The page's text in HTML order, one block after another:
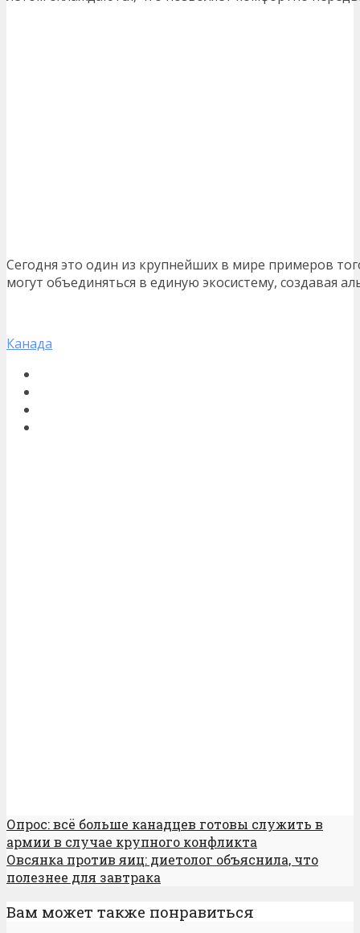
Сегодня это один из крупнейших в мире примеров
могут объединяться в единую экосистему, создавая
Канада
Опрос: всё больше канадцев готовы служить в
армии в случае крупного конфликта
Овсянка против яиц: диетолог объяснила, что
полезнее для завтрака
Вам может также понравиться